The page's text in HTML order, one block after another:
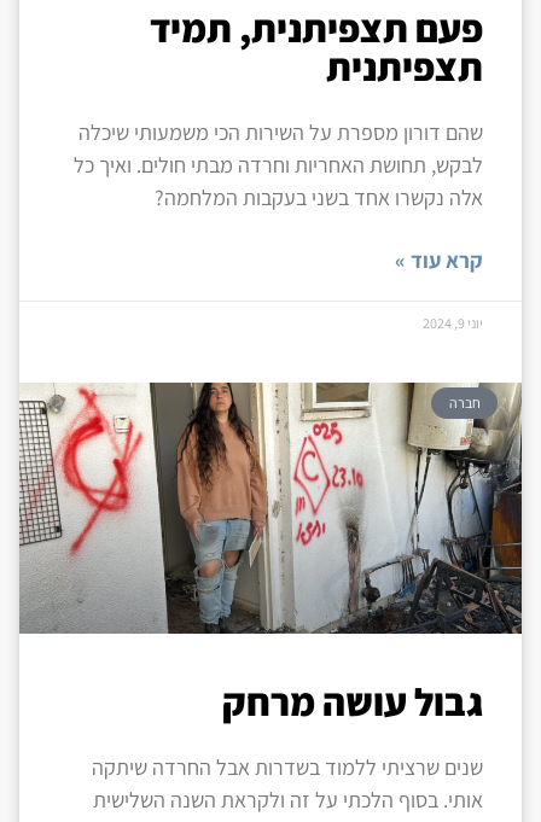
פעם תצפיתנית, תמיד
תצפיתנית
שהם דורון מספרת על השירות הכי משמעותי שיכלה
לבקש, תחושת האחריות וחרדה מבתי חולים. ואיך כל
אלה נקשרו אחד בשני בעקבות המלחמה?
קרא עוד »
יוני 9, 2024
חברה
גבול עושה מרחק
שנים שרציתי ללמוד בשדרות אבל החרדה שיתקה
אותי. בסוף הלכתי על זה ולקראת השנה השלישית